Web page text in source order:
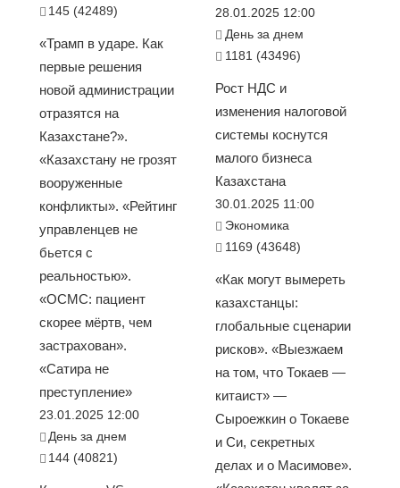
145 (42489)
«Трамп в ударе. Как
первые решения
новой администрации
отразятся на
Казахстане?».
«Казахстану не грозят
вооруженные
конфликты». «Рейтинг
управленцев не
бьется с
реальностью».
«ОСМС: пациент
скорее мёртв, чем
застрахован».
«Сатира не
преступление»
23.01.2025 12:00
День за днем
144 (40821)
28.01.2025 12:00
День за днем
1181 (43496)
Рост НДС и
изменения налоговой
системы коснутся
малого бизнеса
Казахстана
30.01.2025 11:00
Экономика
1169 (43648)
«Как могут вымереть
казахстанцы:
глобальные сценарии
рисков». «Выезжаем
на том, что Токаев —
китаист» —
Сыроежкин о Токаеве
и Си, секретных
делах и о Масимове».